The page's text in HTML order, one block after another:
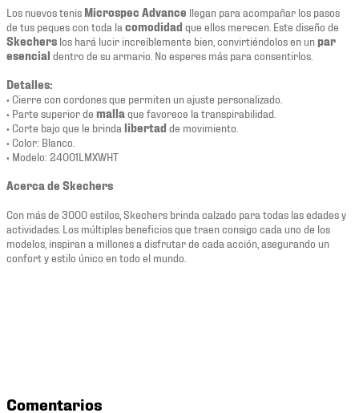
Los nuevos tenis Microspec Advance llegan para acompañar los pasos
de tus peques con toda la comodidad que ellos merecen. Este diseño de
Skechers los hará lucir increíblemente bien, convirtiéndolos en unpar
esencial dentro de su armario. No esperes más para consentirlos.
Detalles:
• Cierre con cordones que permiten un ajuste personalizado.
• Parte superior de malla que favorece la transpirabilidad.
• Corte bajo que le brinda libertad de movimiento.
• Color: Blanco.
• Modelo: 24001LMXWHT
Acerca de Skechers
Con más de 3000 estilos, Skechers brinda calzado para todas las edades y
actividades. Los múltiples beneficios que traen consigo cada uno de los
modelos, inspiran a millones a disfrutar de cada acción, asegurando un
confort y estilo único en todo el mundo.
Comentarios